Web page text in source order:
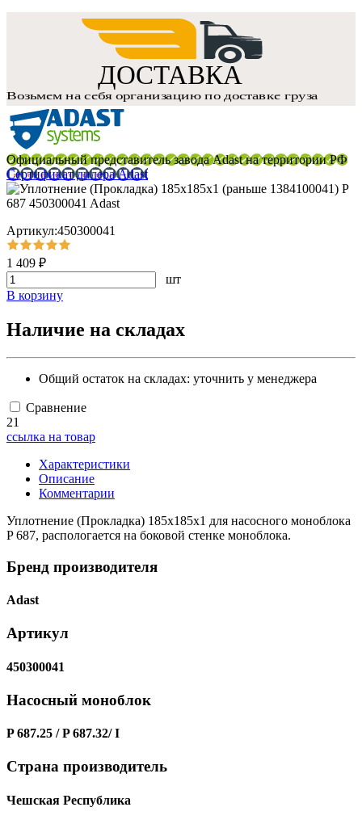
Официальный представитель завода Adast на территории РФ
Сертификат дилера Adast
Артикул:450300041
1 409 ₽
шт
В корзину
Наличие на складах
Общий остаток на складах: уточнить у менеджера
Сравнение
21
ссылка на товар
Характеристики
Описание
Комментарии
Уплотнение (Прокладка) 185x185x1 для насосного моноблока
P 687, распологается на боковой стенке моноблока.
Бренд производителя
Adast
Артикул
450300041
Насосный моноблок
P 687.25 / P 687.32/ I
Страна производитель
Чешская Республика